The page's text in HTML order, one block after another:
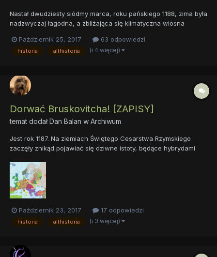
Nastał dwudziesty siódmy marca, roku pańskiego 1188, zima była
nadzwyczaj łagodna, a zbliżająca się klimatyczna wiosna
jak wszystkie pozostałe cesarskie miasta żył niedzielą i świętami
Wielkanocy. Tym razem jednak Wielka Katedra pod wezwa...
Październik 25, 2017 63 odpowiedzi
historia althistoria (i 4 więcej)
Dorwać Bruskovitcha! [ZAPISY]
temat dodałDan Balan w Archiwum
Jest rok 1187. Na ziemiach Świętego Cesarstwa Rzymskiego
zaczęły znikąd pojawiać się dziwne istoty, będące hybrydami
bowiem nazwę nadali im później uczeni) z początku były brane
za Słowian. Prawda była jednak zgoła odmienna. Nad
czarnomorskimi...
Październik 23, 2017 17 odpowiedzi
historia althistoria (i 3 więcej)